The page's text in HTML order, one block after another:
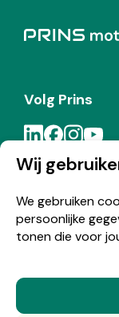
Wij
We gebruiken
persoonlijke
tonen die voor
Volg Prins
Meld je aan
© Copyright